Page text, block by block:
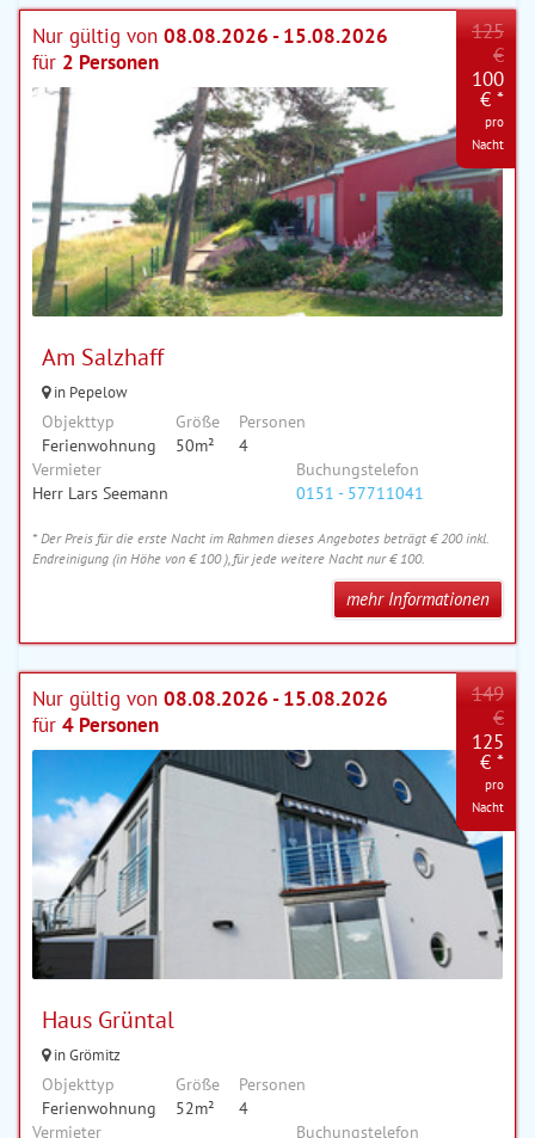
Nur gültig von 08.08.2026 - 15.08.2026
für 2 Personen
Am Salzhaff
in Pepelow
Objekttyp
Ferienwohnung
Größe
50m²
Personen
4
125
€
100
€ *
pro
Nacht
Vermieter
Herr Lars Seemann
Buchungstelefon
0151 - 57711041
* Der Preis für die erste Nacht im Rahmen dieses Angebotes beträgt € 200 inkl.
Endreinigung (in Höhe von € 100 ), für jede weitere Nacht nur € 100.
mehr Informationen
Nur gültig von 08.08.2026 - 15.08.2026
für 4 Personen
Haus Grüntal
in Grömitz
Objekttyp
Ferienwohnung
Größe
52m²
Personen
4
149
€
125
€ *
pro
Nacht
Vermieter Buchungstelefon